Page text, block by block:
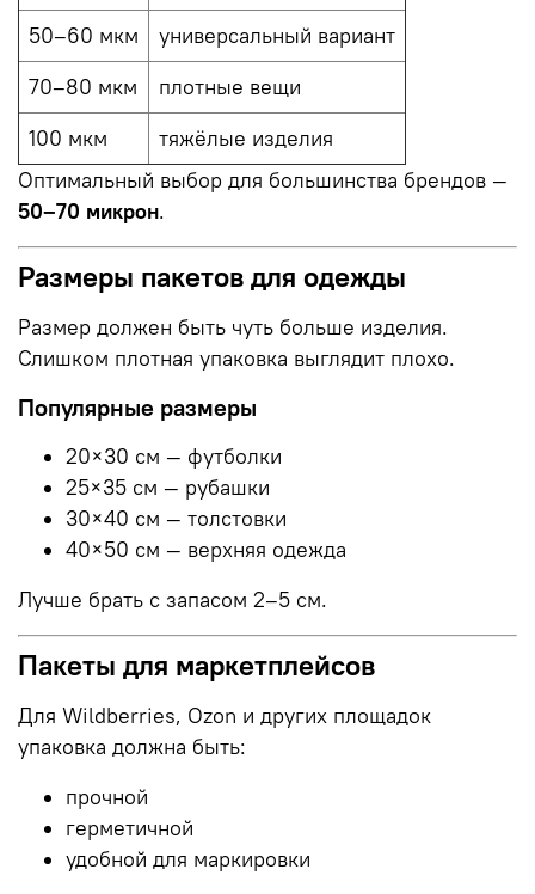
50–60 мкм
универсальный вариант
70–80 мкм
плотные вещи
100 мкм
тяжёлые изделия
Оптимальный выбор для большинства брендов —
50–70 микрон.
Размеры пакетов для одежды
Размер должен быть чуть больше изделия.
Слишком плотная упаковка выглядит плохо.
Популярные размеры
20×30 см — футболки
25×35 см — рубашки
30×40 см — толстовки
40×50 см — верхняя одежда
Лучше брать с запасом 2–5 см.
Пакеты для маркетплейсов
Для Wildberries, Ozon и других площадок
упаковка должна быть:
прочной
герметичной
удобной для маркировки